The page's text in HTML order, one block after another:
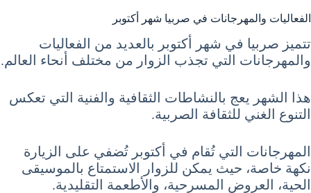
الفعاليات والمهرجانات في صربيا شهر أكتوبر
تتميز صربيا في شهر أكتوبر بالعديد من الفعاليات
والمهرجانات التي تجذب الزوار من مختلف أنحاء العالم.
هذا الشهر يعج بالنشاطات الثقافية والفنية التي تعكس
التنوع الغني للثقافة الصربية.
المهرجانات التي تُقام في أكتوبر تُضفي على الزيارة
نكهة خاصة، حيث يمكن للزوار الاستمتاع بالموسيقى
الحية، العروض المسرحية، والأطعمة التقليدية.